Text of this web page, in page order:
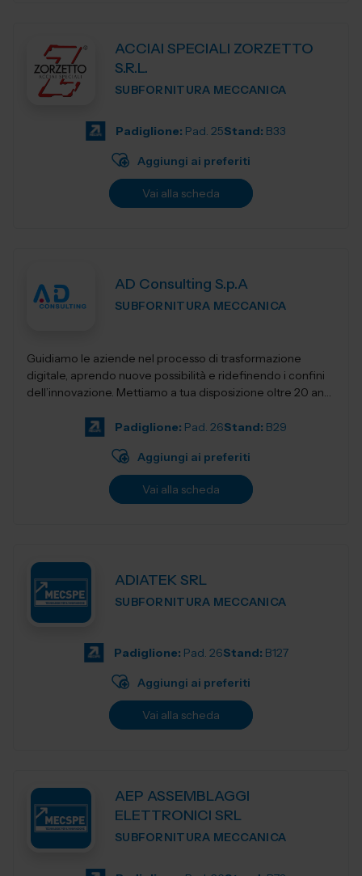
ACCIAI SPECIALI ZORZETTO
S.R.L.
SUBFORNITURA MECCANICA
Padiglione: Pad. 25Stand: B33
Aggiungi ai preferiti
Vai alla scheda
AD Consulting S.p.A
SUBFORNITURA MECCANICA
Guidiamo le aziende nel processo di trasformazione
digitale, aprendo nuove possibilità e ridefinendo i confini
dell’innovazione. Mettiamo a tua disposizione oltre 20 anni
Padiglione: Pad. 26Stand: B29
Aggiungi ai preferiti
Vai alla scheda
ADIATEK SRL
SUBFORNITURA MECCANICA
Padiglione: Pad. 26Stand: B127
Aggiungi ai preferiti
Vai alla scheda
AEP ASSEMBLAGGI
ELETTRONICI SRL
SUBFORNITURA MECCANICA